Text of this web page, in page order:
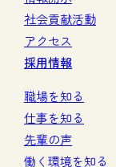
社会貢献活動
アクセス
採用情報
職場を知る
仕事を知る
先輩の声
働く環境を知る